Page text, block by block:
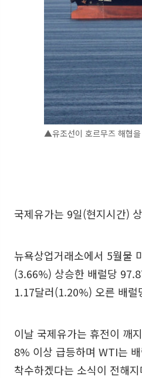
▲유조선이 호르무즈 해협
국제유가는 9일(현지시간)
뉴욕상업거래소에서 5월물
(3.66%) 상승한 배럴당
1.17달러(1.20%) 오른 배
이날 국제유가는 휴전이 깨
8% 이상 급등하며 WTI는
착수하겠다는 소식이 전해